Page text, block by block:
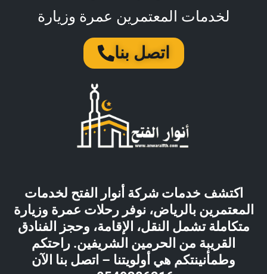
لخدمات المعتمرين عمرة وزيارة
اتصل بنا
اكتشف خدمات شركة أنوار الفتح لخدمات
المعتمرين بالرياض، نوفر رحلات عمرة وزيارة
متكاملة تشمل النقل، الإقامة، وحجز الفنادق
القريبة من الحرمين الشريفين. راحتكم
وطمأنينتكم هي أولويتنا – اتصل بنا الآن